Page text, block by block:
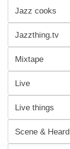
Jazz cooks
Jazzthing.tv
Mixtape
Live
Live things
Scene & Heard